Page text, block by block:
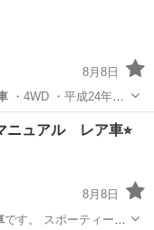
8月8日
・4WD ・平成24年
ニュアル レア車⭐︎
8月8日
です。 スポーティーな